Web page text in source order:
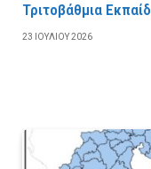
Τριτοβάθμια
23 ΙΟΥΛΊΟΥ 2026